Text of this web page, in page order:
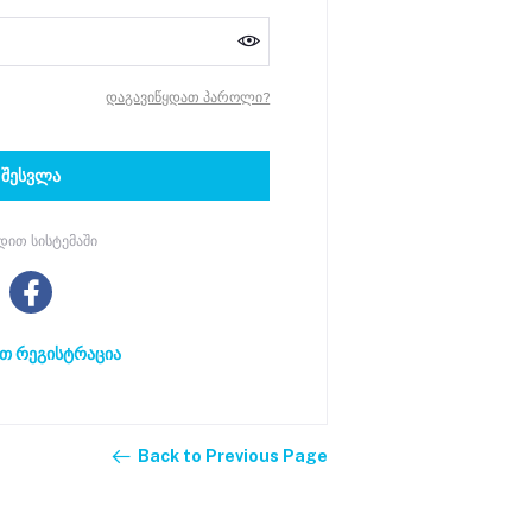
დაგავიწყდათ პაროლი?
შესვლა
სისტემაში
რეგისტრაცია
Back to Previous Page